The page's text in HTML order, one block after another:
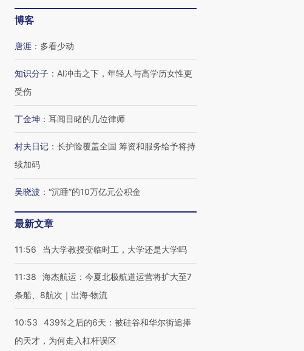
，让数智科技“链”接产
【特别呈现】寻找100种
CFO：不靠规模取胜，华
博客
唐涯 ： 多看少动
知识分子 ： AI冲击之下，年轻人与高学历女性更
受伤
丁金坤 ： 耳闻目睹的几位律师
村夫日记 ： 长护险覆盖全国 筹资和服务给予将持
续加码
吴晓波 ： “沉睡”的10万亿元公积金
最新文章
11:56 当大学教授变临时工，大学还是大学吗
11:38
海杰航运：今夏北极航道运营将扩大至7
条船、8航次｜出海·物流
10:53
439%之后的6天：被硅谷和华尔街追捧
的天才，为何走入杠杆误区